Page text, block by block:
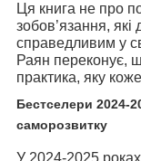
Ця книга не про
зобов’язання,
справедливим у
Раян переконує,
практика, яку
Бестселери 2024-
саморозвитку
У 2024-2025